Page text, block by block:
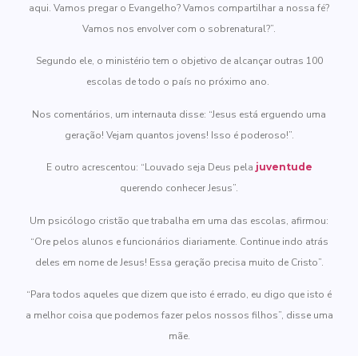
aqui. Vamos pregar o Evangelho? Vamos compartilhar a nossa fé?
Vamos nos envolver com o sobrenatural?”.
Segundo ele, o ministério tem o objetivo de alcançar outras 100
escolas de todo o país no próximo ano.
Nos comentários, um internauta disse: “Jesus está erguendo uma
geração! Vejam quantos jovens! Isso é poderoso!”.
E outro acrescentou: “Louvado seja Deus pela juventude
querendo conhecer Jesus”.
Um psicólogo cristão que trabalha em uma das escolas, afirmou:
“Ore pelos alunos e funcionários diariamente. Continue indo atrás
deles em nome de Jesus! Essa geração precisa muito de Cristo”.
“Para todos aqueles que dizem que isto é errado, eu digo que isto é
a melhor coisa que podemos fazer pelos nossos filhos”, disse uma
mãe.